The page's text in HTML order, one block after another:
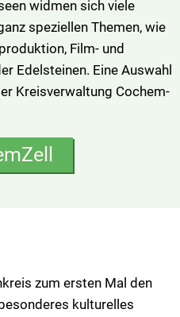
widmen sich viele
speziellen Themen, wie
Film- und
Edelsteinen. Eine Auswahl
Kreisverwaltung Cochem-
zum ersten Mal den
kulturelles